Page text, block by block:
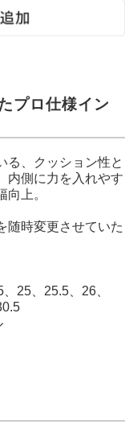
プロ仕様イン
る、クッション性と
内側に力を入れやす
上。
随時変更させていた
25、25.5、26、